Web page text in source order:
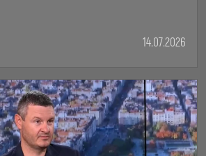
14.07.2026